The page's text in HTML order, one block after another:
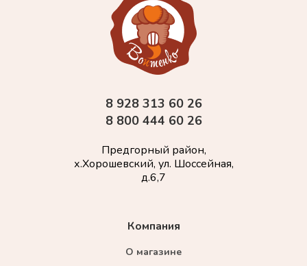
Компания
О магазине
8 928 313 60 26
8 800 444 60 26
Предгорный район,
х.Хорошевский, ул. Шоссейная,
д.6,7